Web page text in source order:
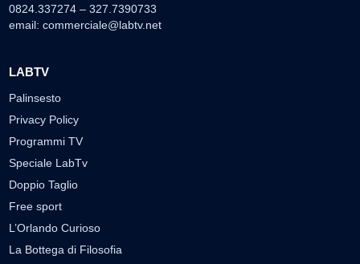
0824.337274 – 327.7390733
email: commerciale@labtv.net
LABTV
Palinsesto
Privacy Policy
Programmi TV
Speciale LabTv
Doppio Taglio
Free sport
L’Orlando Curioso
La Bottega di Filosofia